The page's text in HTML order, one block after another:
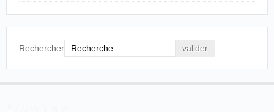
Rechercher